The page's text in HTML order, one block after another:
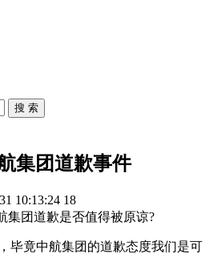
搜 索
集团道歉事件
10:13:24 18
集团道歉是否值得被原谅?
毕竟中航集团的道歉态度我们是可